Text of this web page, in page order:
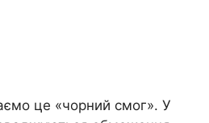
це «чорний смог». У